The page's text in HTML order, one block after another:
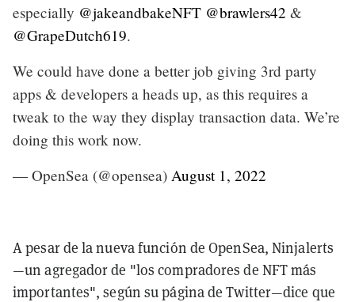
especially @jakeandbakeNFT @brawlers42 &
@GrapeDutch619.
We could have done a better job giving 3rd party
apps & developers a heads up, as this requires a
tweak to the way they display transaction data. We’re
doing this work now.
— OpenSea (@opensea) August 1, 2022
A pesar de la nueva función de OpenSea, Ninjalerts
—un agregador de "los compradores de NFT más
importantes", según su página de Twitter—dice que